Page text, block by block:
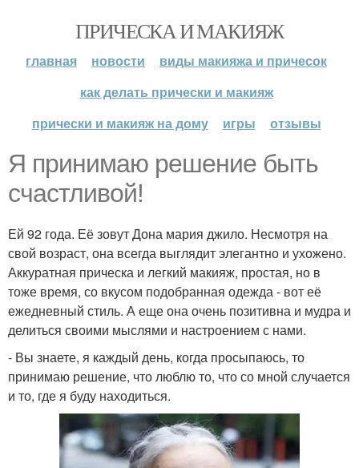
ПРИЧЕСКА И МАКИЯЖ
главная новости
виды макияжа и причесок
как делать прически и макияж
прически и макияж на дому
игры отзывы
Я принимаю решение быть
счастливой!
Ей 92 года. Её зовут Дона мария джило. Несмотря на
свой возраст, она всегда выглядит элегантно и ухожено.
Аккуратная прическа и легкий макияж, простая, но в
тоже время, со вкусом подобранная одежда - вот её
ежедневный стиль. А еще она очень позитивна и мудра и
делиться своими мыслями и настроением с нами.
- Вы знаете, я каждый день, когда просыпаюсь, то
принимаю решение, что люблю то, что со мной случается
и то, где я буду находиться.